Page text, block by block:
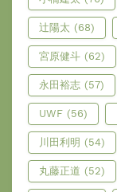
辻陽太 (68)
宮原健斗 (62)
永田裕志 (57)
UWF (56)
川田利明 (54)
丸藤正道 (52)